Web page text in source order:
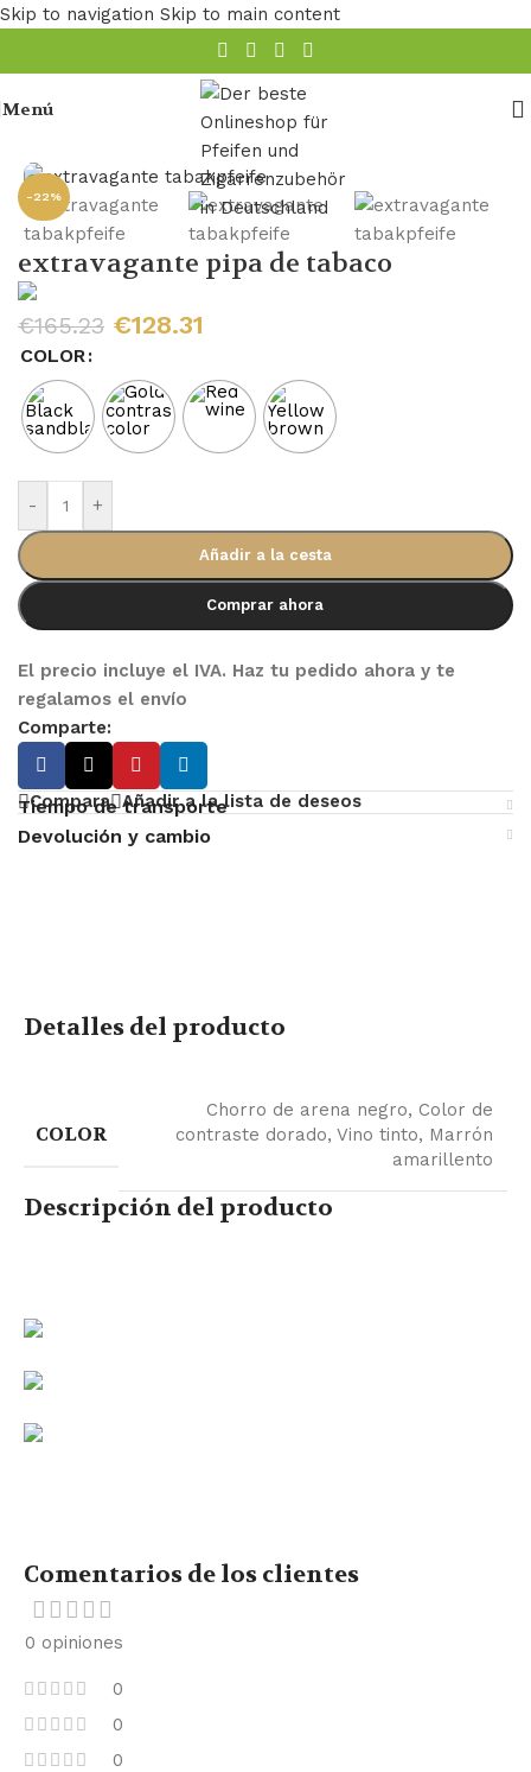
Skip to navigation Skip to main content
Menú
Tubo de madera/ Tuberías Bruyere
-22%
extravagante pipa de tabaco
€165.23 €128.31
COLOR
- +
Añadir a la cesta
Comprar ahora
El precio incluye el IVA. Haz tu pedido ahora y te
regalamos el envío
Comparte:
Compara Añadir a la lista de deseos
Tiempo de transporte
Devolución y cambio
Detalles del producto
COLOR
Chorro de arena negro, Color de
contraste dorado, Vino tinto, Marrón
amarillento
Descripción del producto
Comentarios de los clientes
0 opiniones
0
0
0